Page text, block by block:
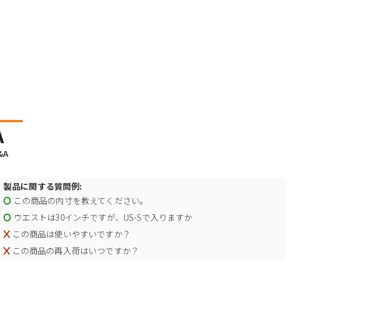
製品に関する質問例:
この商品の内寸を教えてください。
ウエストは30インチですが、US-Sで入りますか
この商品は使いやすいですか？
この商品の再入荷はいつですか？